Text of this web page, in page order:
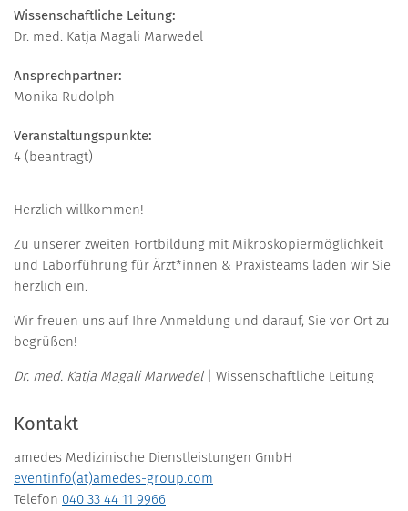
Wissenschaftliche Leitung:
Dr. med. Katja Magali Marwedel
Ansprechpartner:
Monika Rudolph
Veranstaltungspunkte:
4 (beantragt)
Herzlich willkommen!
Zu unserer zweiten Fortbildung mit Mikroskopiermöglichkeit
und Laborführung für Ärzt*innen & Praxisteams laden wir Sie
herzlich ein.
Wir freuen uns auf Ihre Anmeldung und darauf, Sie vor Ort zu
begrüßen!
Dr. med. Katja Magali Marwedel | Wissenschaftliche Leitung
Kontakt
amedes Medizinische Dienstleistungen GmbH
eventinfo(at)amedes-group.com
Telefon 040 33 44 11 9966